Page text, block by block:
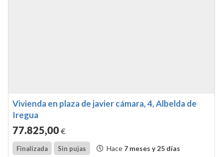
Vivienda en plaza de javier cámara, 4, Albelda de
Iregua
77.825,00€
Finalizada Sin pujas Hace 7 meses y 25 días